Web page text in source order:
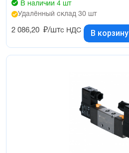
В наличии 4 шт
Удалённый склад 30 шт
2 086,20 ₽/штс НДС В корзину